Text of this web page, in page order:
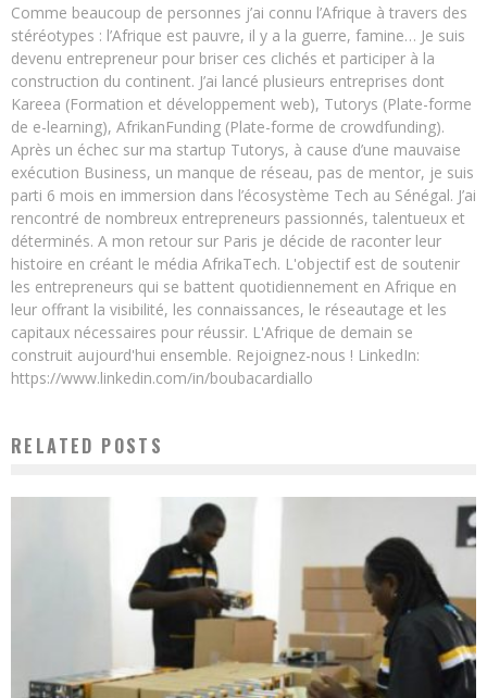
Comme beaucoup de personnes j’ai connu l’Afrique à travers des
stéréotypes : l’Afrique est pauvre, il y a la guerre, famine… Je suis
devenu entrepreneur pour briser ces clichés et participer à la
construction du continent. J’ai lancé plusieurs entreprises dont
Kareea (Formation et développement web), Tutorys (Plate-forme
de e-learning), AfrikanFunding (Plate-forme de crowdfunding).
Après un échec sur ma startup Tutorys, à cause d’une mauvaise
exécution Business, un manque de réseau, pas de mentor, je suis
parti 6 mois en immersion dans l’écosystème Tech au Sénégal. J’ai
rencontré de nombreux entrepreneurs passionnés, talentueux et
déterminés. A mon retour sur Paris je décide de raconter leur
histoire en créant le média AfrikaTech. L'objectif est de soutenir
les entrepreneurs qui se battent quotidiennement en Afrique en
leur offrant la visibilité, les connaissances, le réseautage et les
capitaux nécessaires pour réussir. L'Afrique de demain se
construit aujourd'hui ensemble. Rejoignez-nous ! LinkedIn:
https://www.linkedin.com/in/boubacardiallo
RELATED POSTS